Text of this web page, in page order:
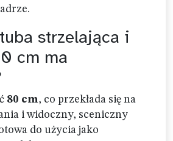
strzelająca i
cm ma
80 cm, co przekłada się na
i widoczny, sceniczny
do użycia jako